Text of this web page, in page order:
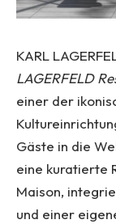
KARL
LAGERFELD
einer der
Gäste in die
eine kuratierte
Maison,
und einer